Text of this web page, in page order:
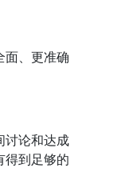
面、更准确
讨论和达成
得到足够的